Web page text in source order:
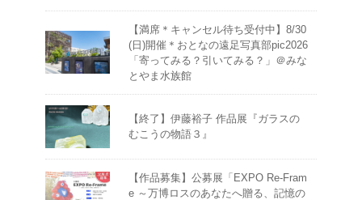
【満席＊キャンセル待ち受付中】8/30
(日)開催＊おとなの遠足写真部pic2026
「寄ってみる？引いてみる？」＠みな
とやま水族館
【終了】伊藤裕子 作品展『ガラスの
むこうの物語３』
【作品募集】公募展「EXPO Re-Fram
e ～万博ロスのあなたへ贈る、記憶の